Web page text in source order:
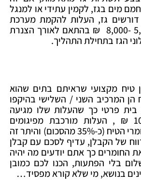
מים בגז, לקמין עתידי או למנגל
דורשים גז, העלות להקמת מערכת
שכזאת היא כ-5,000 -8,000 ₪ בהתאם לאורך הצנרת
הגז בתחילת התהליך.
טיח מקצועי שראיתם בתים שהוא
הן המרכיב השני / השלישי בהיקפו
בית פרטי כך שהעלות שלו מגיעה
ל-100,000-200,000 ₪ , העלות מורכבת מפיגומים
(כ-8% מהסכום) חומרי הטיח (כ-35% מהסכום) והיתר זה
של הקבלן, עדיף לסכם עם קבלן
החומרים כך אתם יודעים מה יהיה
בלי הפתעות, הכנו לכם כמובן
בנושא, מי שלא קורא מפסיד…